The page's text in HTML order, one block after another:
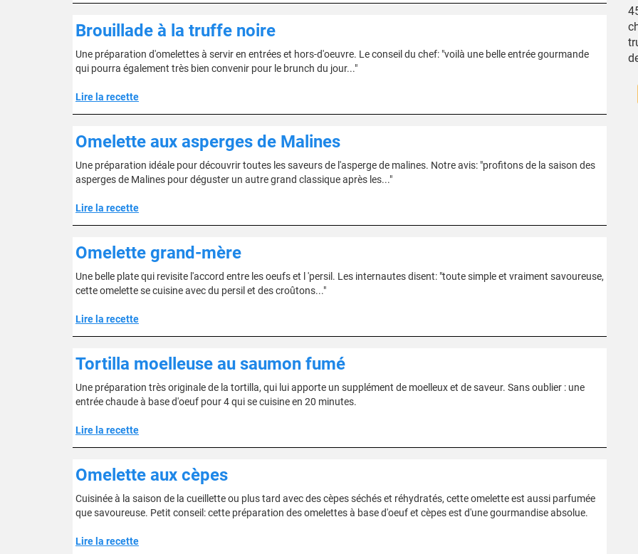
Brouillade à la truffe noire
Une préparation d'omelettes à servir en entrées et hors-d'oeuvre. Le conseil du chef: "voilà une belle entrée gourmande
qui pourra également très bien convenir pour le brunch du jour..."
Lire la recette
Omelette aux asperges de Malines
Une préparation idéale pour découvrir toutes les saveurs de l'asperge de malines. Notre avis: "profitons de la saison des
asperges de Malines pour déguster un autre grand classique après les..."
Lire la recette
Omelette grand-mère
Une belle plate qui revisite l'accord entre les oeufs et l 'persil. Les internautes disent: "toute simple et vraiment savoureuse,
cette omelette se cuisine avec du persil et des croûtons..."
Lire la recette
Tortilla moelleuse au saumon fumé
Une préparation très originale de la tortilla, qui lui apporte un supplément de moelleux et de saveur. Sans oublier : une
entrée chaude à base d'oeuf pour 4 qui se cuisine en 20 minutes.
Lire la recette
Omelette aux cèpes
Cuisinée à la saison de la cueillette ou plus tard avec des cèpes séchés et réhydratés, cette omelette est aussi parfumée
que savoureuse. Petit conseil: cette préparation des omelettes à base d'oeuf et cèpes est d'une gourmandise absolue.
Lire la recette